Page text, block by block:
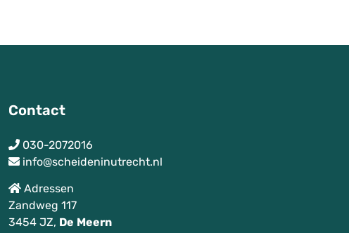
Contact
030-2072016
info@scheideninutrecht.nl
Adressen
Zandweg 117
3454 JZ, De Meern